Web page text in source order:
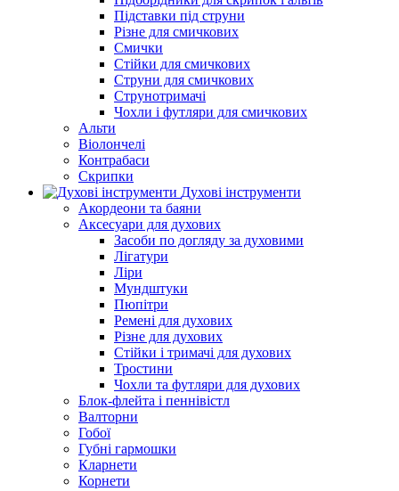
Підставки під струни
Різне для смичкових
Смички
Стійки для смичкових
Струни для смичкових
Струнотримачі
Чохли і футляри для смичкових
Альти
Віолончелі
Контрабаси
Скрипки
Духові інструменти
Акордеони та баяни
Аксесуари для духових
Засоби по догляду за духовими
Лігатури
Ліри
Мундштуки
Пюпітри
Ремені для духових
Різне для духових
Стійки і тримачі для духових
Тростини
Чохли та футляри для духових
Блок-флейта і пеннівістл
Валторни
Гобої
Губні гармошки
Кларнети
Корнети